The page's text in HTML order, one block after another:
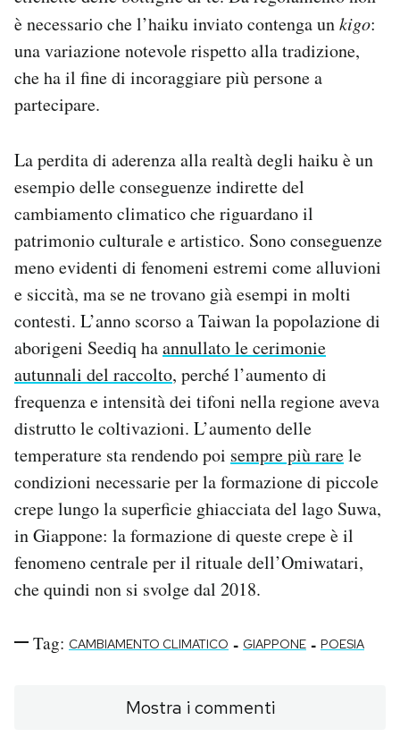
è necessario che l’haiku inviato contenga unkigo:
una variazione notevole rispetto alla tradizione,
che ha il fine di incoraggiare più persone a
partecipare.
La perdita di aderenza alla realtà degli haiku è un
esempio delle conseguenze indirette del
cambiamento climatico che riguardano il
patrimonio culturale e artistico. Sono conseguenze
meno evidenti di fenomeni estremi come alluvioni
e siccità, ma se ne trovano già esempi in molti
contesti. L’anno scorso a Taiwan la popolazione di
aborigeni Seediq haannullato le cerimonie
autunnali del raccolto, perché l’aumento di
frequenza e intensità dei tifoni nella regione aveva
distrutto le coltivazioni. L’aumento delle
temperature sta rendendo poi sempre più rarele
condizioni necessarie per la formazione di piccole
crepe lungo la superficie ghiacciata del lago Suwa,
in Giappone: la formazione di queste crepe è il
fenomeno centrale per il rituale dell’Omiwatari,
che quindi non si svolge dal 2018.
Tag: CAMBIAMENTO CLIMATICO - GIAPPONE - POESIA
Mostra i commenti